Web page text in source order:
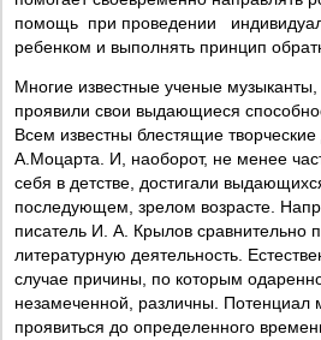
помощь при проведении
ребенком и выполнять принцип
Многие известные ученые
проявили свои выдающиеся
Всем известны блестящие
А.Моцарта. И, наоборот, не менее
себя в детстве, достигали
последующем, зрелом возрасте.
писатель И. А. Крылов сравнительно
литературную деятельность.
случае причины, по которым
незамеченной, различны. Потенциал
проявиться до определенного